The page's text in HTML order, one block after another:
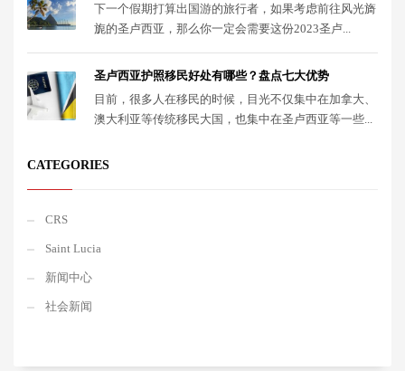
下一个假期打算出国游的旅行者，如果考虑前往风光旖
旎的圣卢西亚，那么你一定会需要这份2023圣卢...
圣卢西亚护照移民好处有哪些？盘点七大优势
目前，很多人在移民的时候，目光不仅集中在加拿大、
澳大利亚等传统移民大国，也集中在圣卢西亚等一些...
CATEGORIES
CRS
Saint Lucia
新闻中心
社会新闻